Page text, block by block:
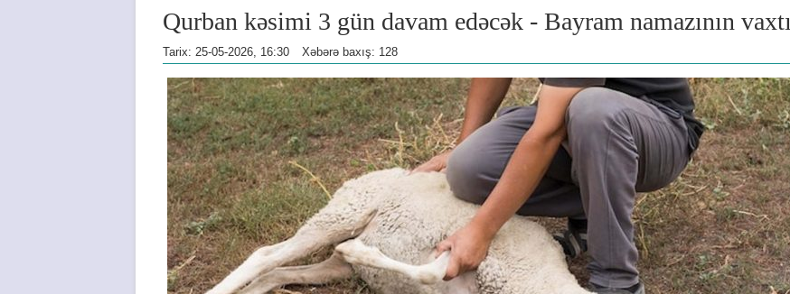
Qurban kəsimi 3 gün davam edəcək - Bayram namazının vaxtı
Tarix: 25-05-2026, 16:30 Xəbərə baxış: 128